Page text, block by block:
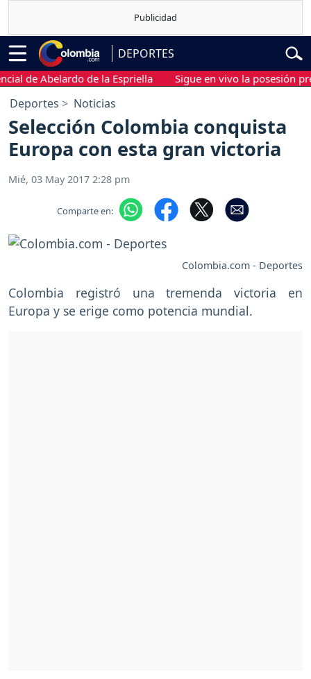
DEPORTES
Abelardo de la Espriella Sigue en vivo la posesión
Deportes Noticias
Selección Colombia conquista
Europa con esta gran victoria
Mié, 03 May 2017 2:28 pm
Comparte en:
Colombia.com - Deportes
Colombia registró una tremenda victoria en
Europa y se erige como potencia mundial.